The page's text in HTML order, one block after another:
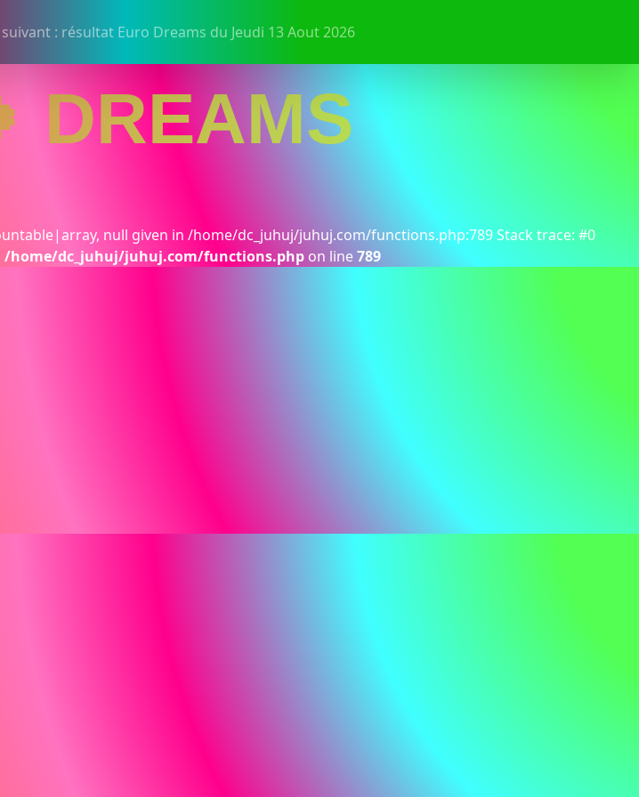
: résultat Euro Dreams du Jeudi 13 Aout 2026
DREAMS
null given in /home/dc_juhuj/juhuj.com/functions.php:789 Stack trace: #0
/home/dc_juhuj/juhuj.com/functions.php on line789